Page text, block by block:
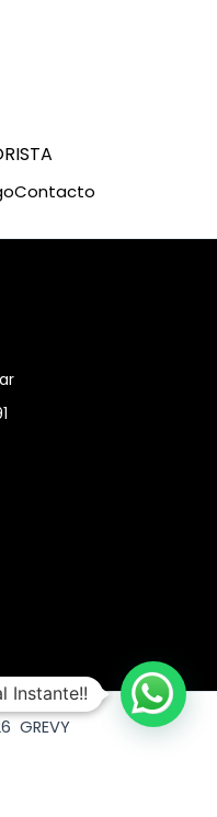
Contacto
GREVY
Instante!!